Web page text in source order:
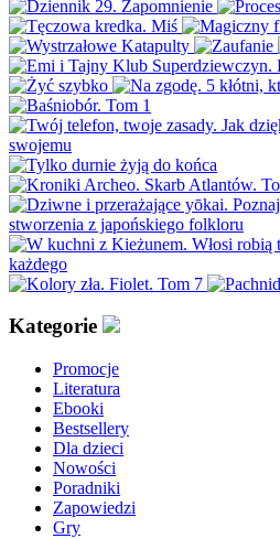
Kategorie
Promocje
Literatura
Ebooki
Bestsellery
Dla dzieci
Nowości
Poradniki
Zapowiedzi
Gry